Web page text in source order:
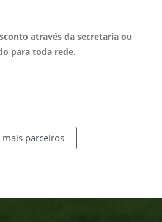
através da secretaria ou
para toda rede.
mais parceiros